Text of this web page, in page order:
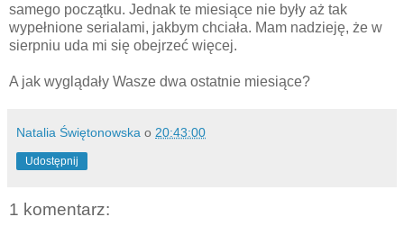
samego początku. Jednak te miesiące nie były aż tak
wypełnione serialami, jakbym chciała. Mam nadzieję, że w
sierpniu uda mi się obejrzeć więcej.
A jak wyglądały Wasze dwa ostatnie miesiące?
Natalia Świętonowska o 20:43:00
Udostępnij
1 komentarz: